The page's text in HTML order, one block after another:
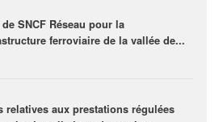
SNCF Réseau pour la
ferroviaire de la vallée de...
relatives aux prestations régulées